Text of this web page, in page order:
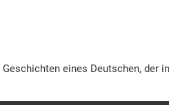
eines Deutschen, der